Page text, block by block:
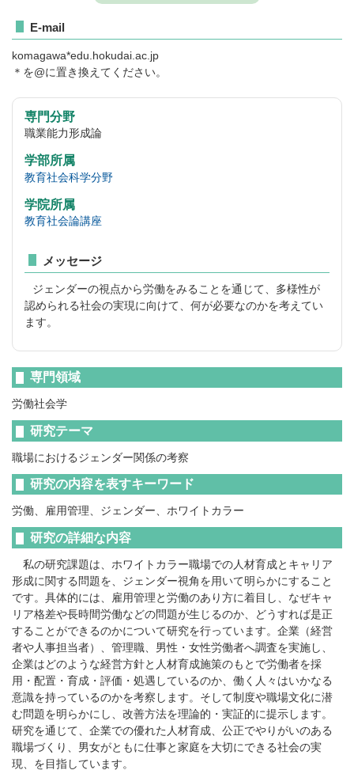
E-mail
komagawa*edu.hokudai.ac.jp
＊を@に置き換えてください。
専門分野
職業能力形成論
学部所属
教育社会科学分野
学院所属
教育社会論講座
メッセージ
ジェンダーの視点から労働をみることを通じて、多様性が
認められる社会の実現に向けて、何が必要なのかを考えてい
ます。
専門領域
労働社会学
研究テーマ
職場におけるジェンダー関係の考察
研究の内容を表すキーワード
労働、雇用管理、ジェンダー、ホワイトカラー
研究の詳細な内容
私の研究課題は、ホワイトカラー職場での人材育成とキャリア
形成に関する問題を、ジェンダー視角を用いて明らかにすること
です。具体的には、雇用管理と労働のあり方に着目し、なぜキャ
リア格差や長時間労働などの問題が生じるのか、どうすれば是正
することができるのかについて研究を行っています。企業（経営
者や人事担当者）、管理職、男性・女性労働者へ調査を実施し、
企業はどのような経営方針と人材育成施策のもとで労働者を採
用・配置・育成・評価・処遇しているのか、働く人々はいかなる
意識を持っているのかを考察します。そして制度や職場文化に潜
む問題を明らかにし、改善方法を理論的・実証的に提示します。
研究を通じて、企業での優れた人材育成、公正でやりがいのある
職場づくり、男女がともに仕事と家庭を大切にできる社会の実
現、を目指しています。